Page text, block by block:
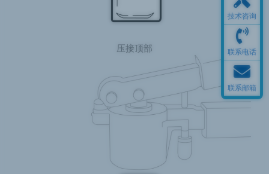
压接顶部
技术咨询
联系电话
联系邮箱